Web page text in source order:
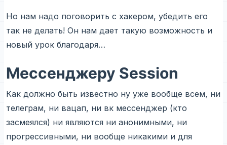
Но нам надо поговорить с хакером, убедить его
так не делать! Он нам дает такую возможность и
новый урок благодаря…
Мессенджеру Session
Как должно быть известно ну уже вообще всем, ни
телеграм, ни вацап, ни вк мессенджер (кто
засмеялся) ни являются ни анонимными, ни
прогрессивными, ни вообще никакими и для